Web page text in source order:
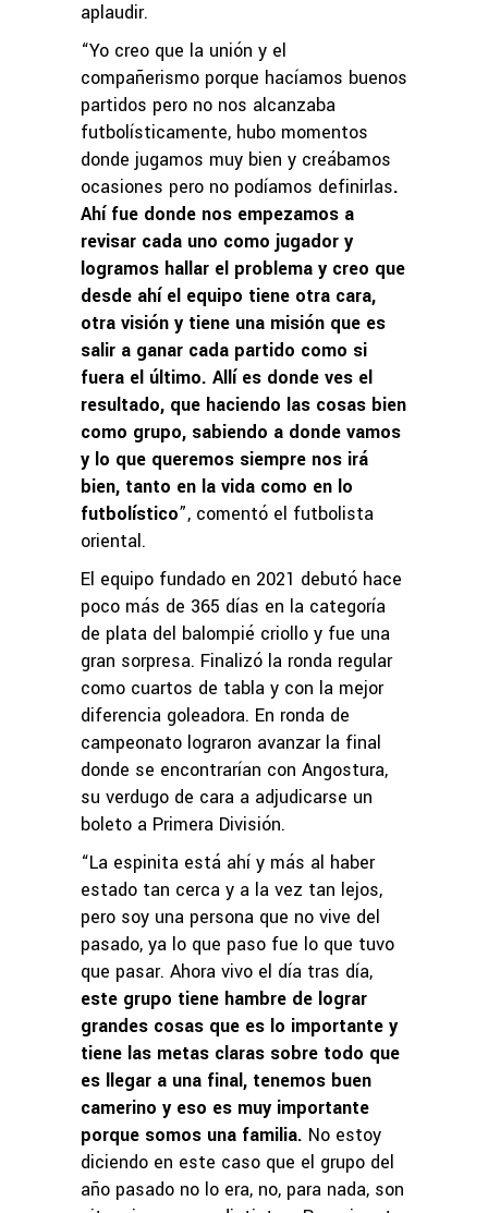
aplaudir.
“Yo creo que la unión y el
compañerismo porque hacíamos buenos
partidos pero no nos alcanzaba
futbolísticamente, hubo momentos
donde jugamos muy bien y creábamos
ocasiones pero no podíamos definirlas.
Ahí fue donde nos empezamos a
revisar cada uno como jugador y
logramos hallar el problema y creo que
desde ahí el equipo tiene otra cara,
otra visión y tiene una misión que es
salir a ganar cada partido como si
fuera el último. Allí es donde ves el
resultado, que haciendo las cosas bien
como grupo, sabiendo a donde vamos
y lo que queremos siempre nos irá
bien, tanto en la vida como en lo
futbolístico”, comentó el futbolista
oriental.
El equipo fundado en 2021 debutó hace
poco más de 365 días en la categoría
de plata del balompié criollo y fue una
gran sorpresa. Finalizó la ronda regular
como cuartos de tabla y con la mejor
diferencia goleadora. En ronda de
campeonato lograron avanzar la final
donde se encontrarían con Angostura,
su verdugo de cara a adjudicarse un
boleto a Primera División.
“La espinita está ahí y más al haber
estado tan cerca y a la vez tan lejos,
pero soy una persona que no vive del
pasado, ya lo que paso fue lo que tuvo
que pasar. Ahora vivo el día tras día,
este grupo tiene hambre de lograr
grandes cosas que es lo importante y
tiene las metas claras sobre todo que
es llegar a una final, tenemos buen
camerino y eso es muy importante
porque somos una familia. No estoy
diciendo en este caso que el grupo del
año pasado no lo era, no, para nada, son